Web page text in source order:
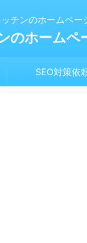
チンのホームペー
のホーム
SEO対策依